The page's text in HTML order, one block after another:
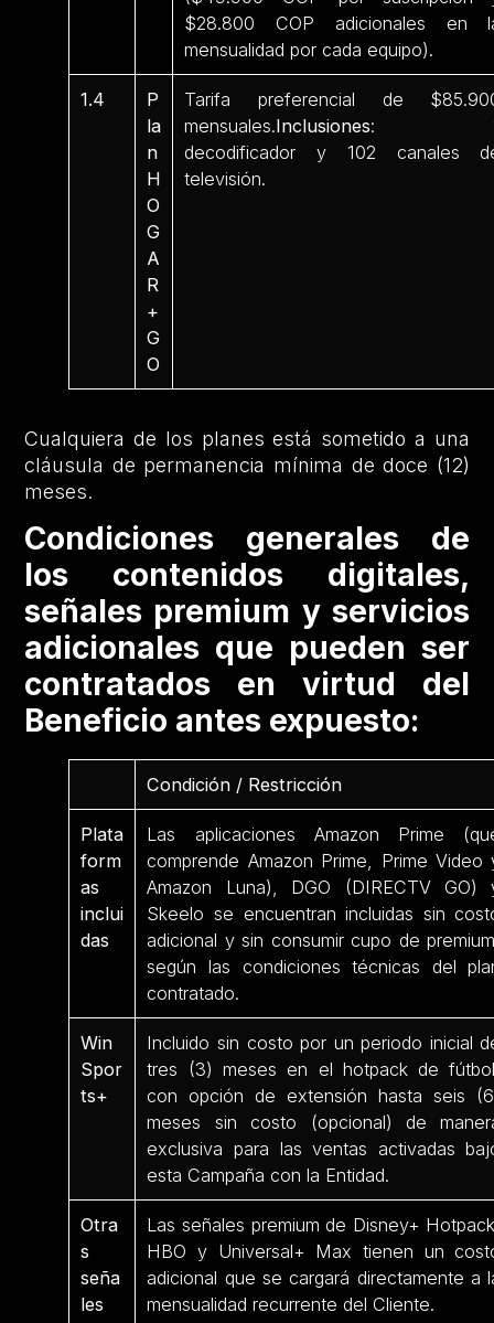
$28.800 COP adicionales en
mensualidad por cada equipo).
1.4
P
la
n
H
O
G
A
R
+
G
O
Tarifa preferencial de
mensuales.Inclusiones:
decodificador y 102 canales
televisión.
Cualquiera de los planes está sometido a una
cláusula de permanencia mínima de doce (12)
meses.
Condiciones generales de
los contenidos digitales,
señales premium y servicios
adicionales que pueden ser
contratados en virtud del
Beneficio antes expuesto:
Condición / Restricción
Plata
form
as
inclui
das
Las aplicaciones Amazon Prime
comprende Amazon Prime, Prime Video
Amazon Luna), DGO (DIRECTV GO)
Skeelo se encuentran incluidas sin
adicional y sin consumir cupo de
según las condiciones técnicas del
contratado.
Win
Spor
ts+
Incluido sin costo por un periodo inicial
tres (3) meses en el hotpack de
con opción de extensión hasta seis
meses sin costo (opcional) de
exclusiva para las ventas activadas
esta Campaña con la Entidad.
Otra
s
seña
les
Las señales premium de Disney+
HBO y Universal+ Max tienen un
adicional que se cargará directamente a
mensualidad recurrente del Cliente.